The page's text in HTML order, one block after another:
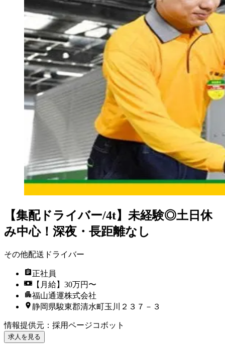
【集配ドライバー/4t】未経験◎土日休
み中心！深夜・長距離なし
その他配送ドライバー
正社員
【月給】30万円〜
福山通運株式会社
静岡県駿東郡清水町玉川２３７－３
情報提供元 ： 採用ページコボット
求人を見る